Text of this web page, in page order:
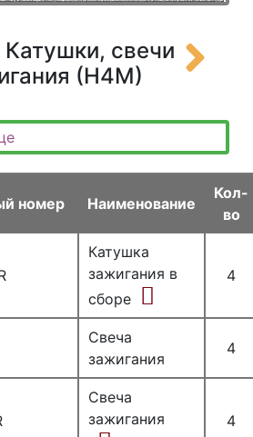
Катушки, свечи
(Н4М)
номер Наименование
Кол-
во
Катушка
зажигания в
сборе
4
Свеча
зажигания
4
Свеча
зажигания
4